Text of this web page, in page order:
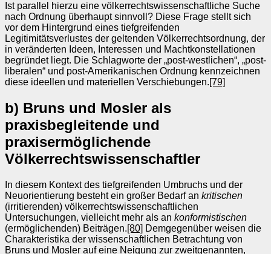
Ist parallel hierzu eine völkerrechtswissenschaftliche Suche
nach Ordnung überhaupt sinnvoll? Diese Frage stellt sich
vor dem Hintergrund eines tiefgreifenden
Legitimitätsverlustes der geltenden Völkerrechtsordnung, der
in veränderten Ideen, Interessen und Machtkonstellationen
begründet liegt. Die Schlagworte der „post-westlichen“, „post-
liberalen“ und post-Amerikanischen Ordnung kennzeichnen
diese ideellen und materiellen Verschiebungen.[79]
b) Bruns und Mosler als
praxisbegleitende und
praxisermöglichende
Völkerrechtswissenschaftler
In diesem Kontext des tiefgreifenden Umbruchs und der
Neuorientierung besteht ein großer Bedarf an kritischen
(irritierenden) völkerrechtswissenschaftlichen
Untersuchungen, vielleicht mehr als an konformistischen
(ermöglichenden) Beiträgen.[80] Demgegenüber weisen die
Charakteristika der wissenschaftlichen Betrachtung von
Bruns und Mosler auf eine Neigung zur zweitgenannten,